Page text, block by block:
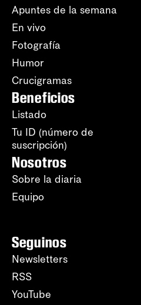
Apuntes de la semana
En vivo
Fotografía
Humor
Crucigramas
Beneficios
Listado
Tu ID (número de
suscripción)
Nosotros
Sobre la diaria
Equipo
Seguinos
Newsletters
RSS
YouTube